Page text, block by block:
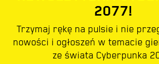
2077!
Trzymaj rękę na pulsie i nie
nowości i ogłoszeń w temacie
ze świata Cyberpunka